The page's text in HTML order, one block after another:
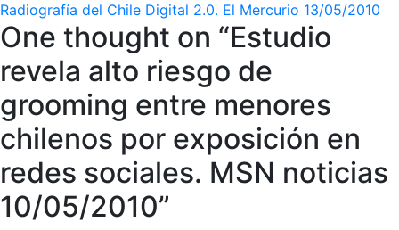
Radiografía del Chile Digital 2.0. El Mercurio 13/05/2010
One thought on “Estudio
revela alto riesgo de
grooming entre menores
chilenos por exposición en
redes sociales. MSN noticias
10/05/2010”